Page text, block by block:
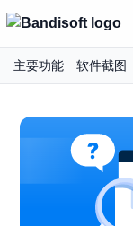
主要功能 软件截图